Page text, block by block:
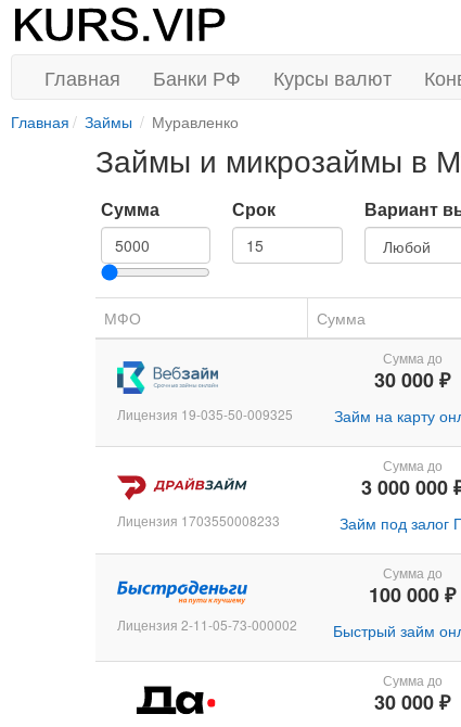
Главная Банки РФ Курсы валют
Главная Займы Муравленко
Займы и микрозаймы в
Сумма Срок Вариант
МФО Сумма
Лицензия 19-035-50-009325
Сумма до
30 000 ₽
Займ на карту
Лицензия 1703550008233
Сумма до
3 000 000
Займ под залог
Лицензия 2-11-05-73-000002
Сумма до
100 000 ₽
Быстрый займ
Сумма до
30 000 ₽